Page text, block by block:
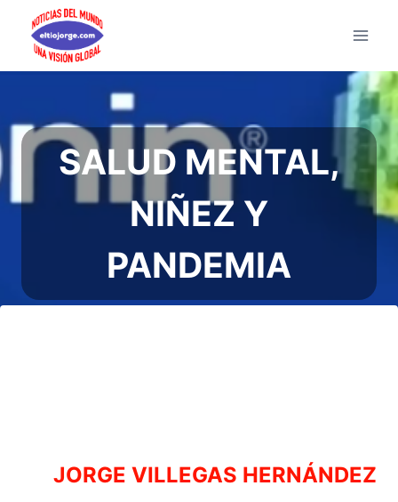
Saltar
contenido
SALUD MENTAL,
NIÑEZ Y
PANDEMIA
JORGE VILLEGAS HERNÁNDEZ